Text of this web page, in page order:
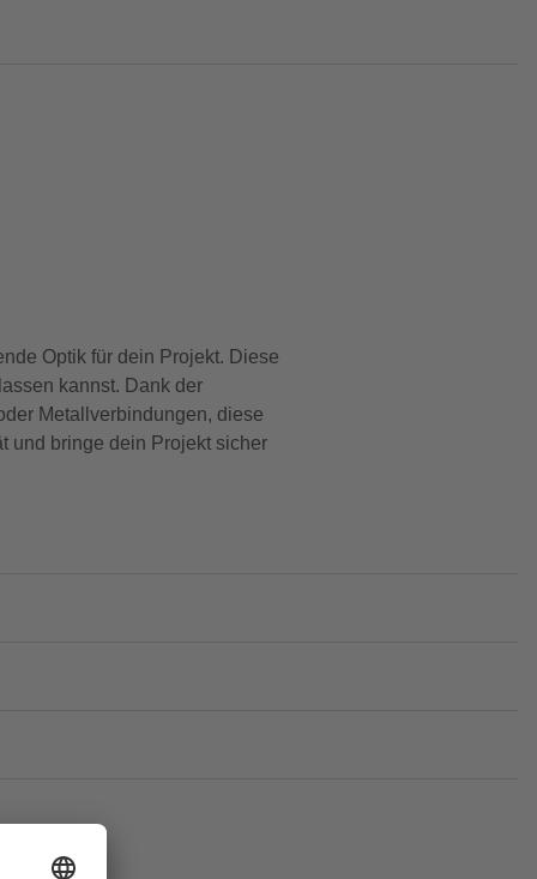
Optik für dein Projekt. Diese
kannst. Dank der
Metallverbindungen, diese
und bringe dein Projekt sicher